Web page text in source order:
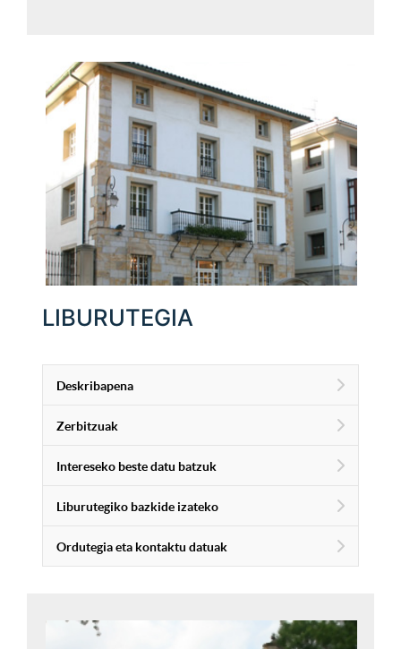
LIBURUTEGIA
Deskribapena
Zerbitzuak
Intereseko beste datu batzuk
Liburutegiko bazkide izateko
Ordutegia eta kontaktu datuak